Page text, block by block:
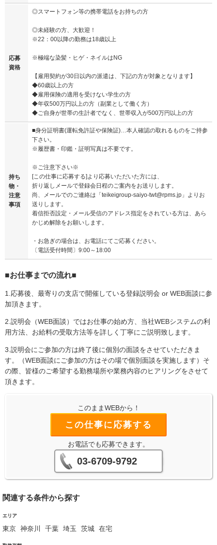
応募
資格
◎スマートフォン等の携帯電話をお持ちの方
◎未経験の方、大歓迎！
※22：00以降の勤務は18歳以上
※極端な染髪・ヒゲ・ネイルはNG
【雇用契約が30日以内の派遣は、下記の方が対象となります】
◆60歳以上の方
◆雇用保険の適用を受けない学生の方
◆年収500万円以上の方（副業として働く方）
◆ご自身が世帯の生計者でなく、世帯収入が500万円以上の方
持ち
物・
注意
事項
■身分証明書(運転免許証や保険証)…本人確認の取れるものをご持参
下さい。
※履歴書・印鑑・証明写真は不要です。
※ご注意下さい※
[この仕事に応募する]より応募いただいた方には、
折り返しメールで登録会日程のご案内をお送りします。
尚、メールでのご連絡は「teikeigroup-saiyo-twt@rpms.jp」よりお
送りします。
着信拒否設定・メール受信のアドレス指定をされている方は、あら
かじめ解除をお願いします。
・お急ぎの場合は、お電話にてご応募ください。
〔電話受付時間〕9:00～18:00
■お仕事までの流れ■
1.応募後、最寄りの支店で開催している登録説明会 or WEB面談に参
加頂きます。
2.説明会（WEB面談）ではお仕事の始め方、当社WEBシステムの利
用方法、お給料の受取方法等を詳しく丁寧にご説明致します。
3.説明会にご参加の方は終了後に個別の面談をさせていただきま
す。（WEB面談にご参加の方はその場で個別面談を実施します）そ
の際、皆様のご希望する勤務場所や業務内容のヒアリングをさせて
頂きます。
このままWEBから！
この仕事に応募する
お電話でも応募できます。
03-6709-9792
関連する条件から探す
エリア
東京 神奈川 千葉 埼玉 茨城 在宅